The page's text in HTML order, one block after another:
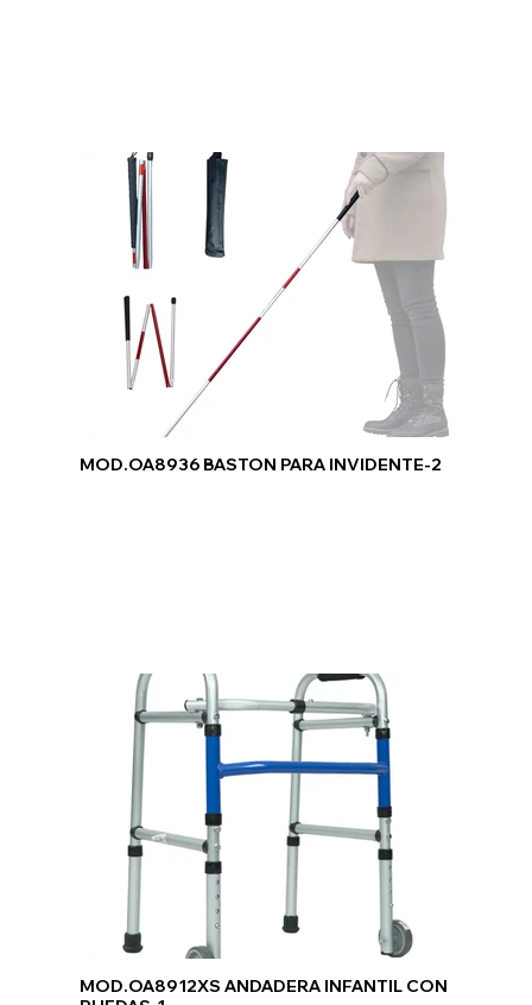
MOD.OA8936 BASTON PARA INVIDENTE-2
MOD.OA8912XS ANDADERA INFANTIL CON